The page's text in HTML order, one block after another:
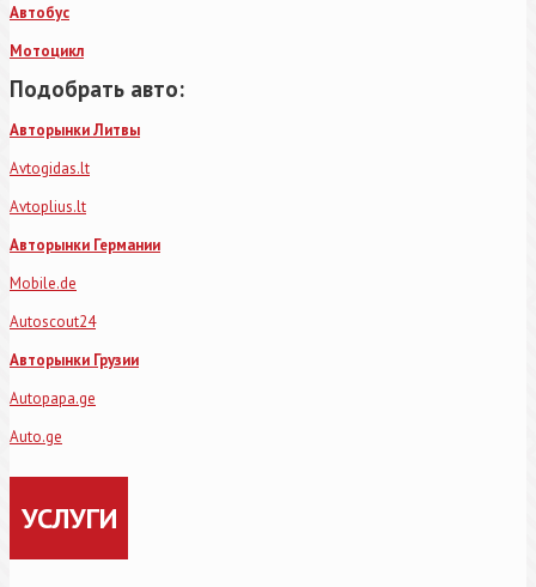
Автобус
Мотоцикл
Подобрать авто:
Авторынки Литвы
Avtogidas.lt
Avtoplius.lt
Авторынки Германии
Mobile.de
Autoscout24
Авторынки Грузии
Autopapa.ge
Auto.ge
УСЛУГИ